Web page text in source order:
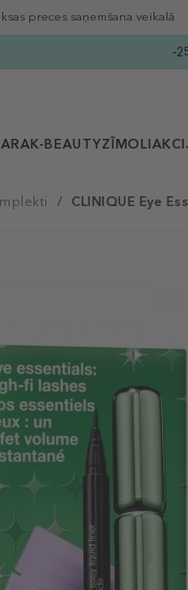
preces saņemšana veikalā
-
K-BEAUTYZĪMOLI
/ CLINIQUE Eye